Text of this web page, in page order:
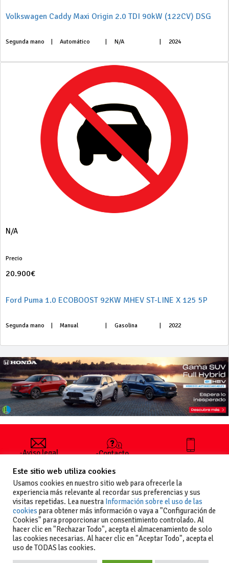
Volkswagen Caddy Maxi Origin 2.0 TDI 90kW (122CV) DSG
Segunda mano Automático N/A 2024
N/A
Precio
20.900€
Ford Puma 1.0 ECOBOOST 92KW MHEV ST-LINE X 125 5P
Segunda mano Manual Gasolina 2022
-Aviso legal
generales
de uso
-Política de
privacidad
-Política de
cookies
-Contacto
publicar un
anuncio
-Vende+
+34 627 35
Este sitio web utiliza cookies
Usamos cookies en nuestro sitio web para ofrecerle la
experiencia más relevante al recordar sus preferencias y sus
visitas repetidas. Lea nuestra Información sobre el uso de las
cookies para obtener más información o vaya a "Configuración de
Cookies" para proporcionar un consentimiento controlado. Al
hacer clic en "Rechazar Todo", acepta el almacenamiento de solo
las cookies necesarias. Al hacer clic en "Aceptar Todo", acepta el
uso de TODAS las cookies.